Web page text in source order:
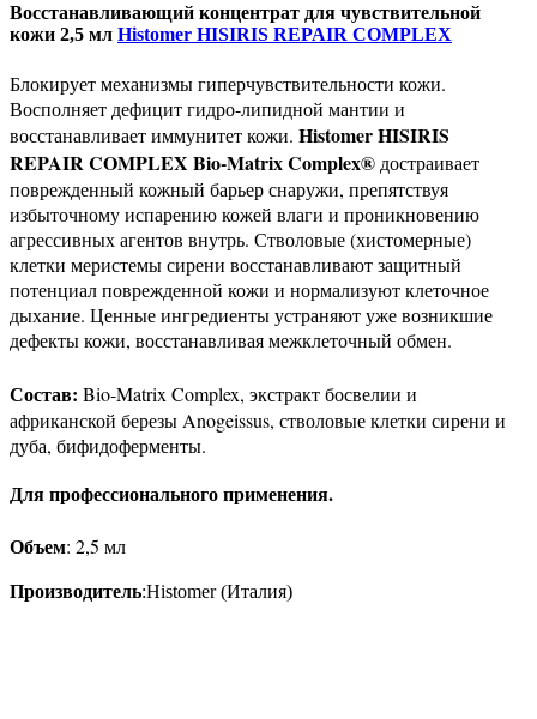
Восстанавливающий концентрат для чувствительной
кожи 2,5 мл Histomer HISIRIS REPAIR COMPLEX
Блокирует механизмы гиперчувствительности кожи.
Восполняет дефицит гидро-липидной мантии и
восстанавливает иммунитет кожи. Histomer HISIRIS
REPAIR COMPLEX Bio-Matrix Complex® достраивает
поврежденный кожный барьер снаружи, препятствуя
избыточному испарению кожей влаги и проникновению
агрессивных агентов внутрь. Стволовые (хистомерные)
клетки меристемы сирени восстанавливают защитный
потенциал поврежденной кожи и нормализуют клеточное
дыхание. Ценные ингредиенты устраняют уже возникшие
дефекты кожи, восстанавливая межклеточный обмен.
Состав: Bio-Matrix Complex, экстракт босвелии и
африканской березы Anogeissus, стволовые клетки сирени и
дуба, бифидоферменты.
Для профессионального применения.
Объем: 2,5 мл
Производитель:Histomer (Италия)